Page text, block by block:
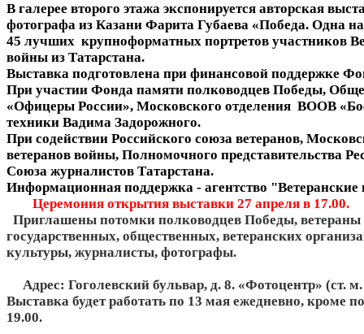
В галерее второго этажа экспонируется авторская
фотографа из Казани Фарита Губаева «Победа. Одна
45 лучших крупноформатных портретов участников
войны из Татарстана.
Выставка подготовлена при финансовой поддержке
При участии Фонда памяти полководцев Победы,
«Офицеры России», Московского отделения ВООВ
техники Вадима Задорожного.
При содействии Российского союза ветеранов,
ветеранов войны, Полномочного представительства
Союза журналистов Татарстана.
Информационная поддержка - агентство "Ветеранские
Церемония открытия выставки 27 апреля в 17.00.
Приглашены потомки полководцев Победы, ветераны
государственных, общественных, ветеранских
культуры, журналисты, фотографы.
Адрес: Гоголевский бульвар, д. 8. «Фотоцентр» (ст.
Выставка будет работать по 13 мая ежедневно, кроме
19.00.